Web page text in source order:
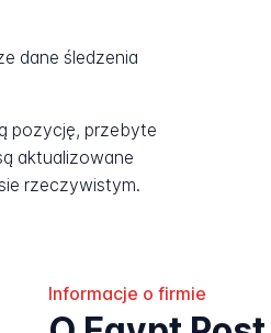
dane śledzenia
pozycję, przebyte
aktualizowane
rzeczywistym.
Informacje o firmie